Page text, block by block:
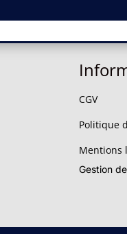
CGV
Politique
Mentions
Gestion